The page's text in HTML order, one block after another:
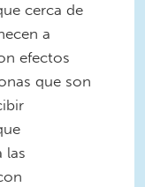
cerca de
a
efectos
que son
las